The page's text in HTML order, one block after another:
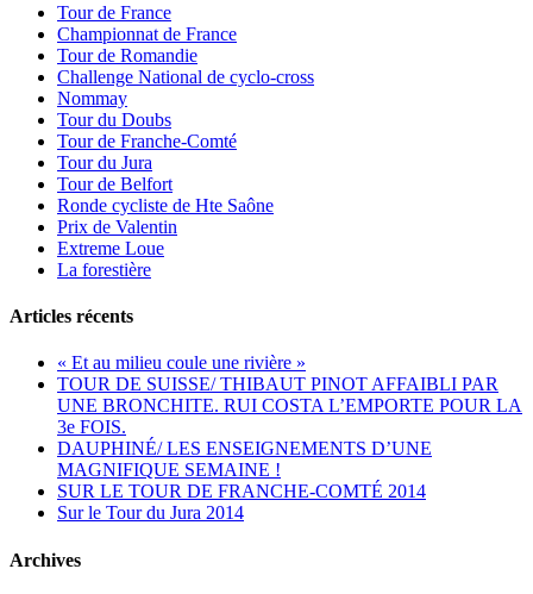
Tour de France
Championnat de France
Tour de Romandie
Challenge National de cyclo-cross
Nommay
Tour du Doubs
Tour de Franche-Comté
Tour du Jura
Tour de Belfort
Ronde cycliste de Hte Saône
Prix de Valentin
Extreme Loue
La forestière
Articles récents
« Et au milieu coule une rivière »
TOUR DE SUISSE/ THIBAUT PINOT AFFAIBLI PAR
UNE BRONCHITE. RUI COSTA L’EMPORTE POUR LA
3e FOIS.
DAUPHINÉ/ LES ENSEIGNEMENTS D’UNE
MAGNIFIQUE SEMAINE !
SUR LE TOUR DE FRANCHE-COMTÉ 2014
Sur le Tour du Jura 2014
Archives